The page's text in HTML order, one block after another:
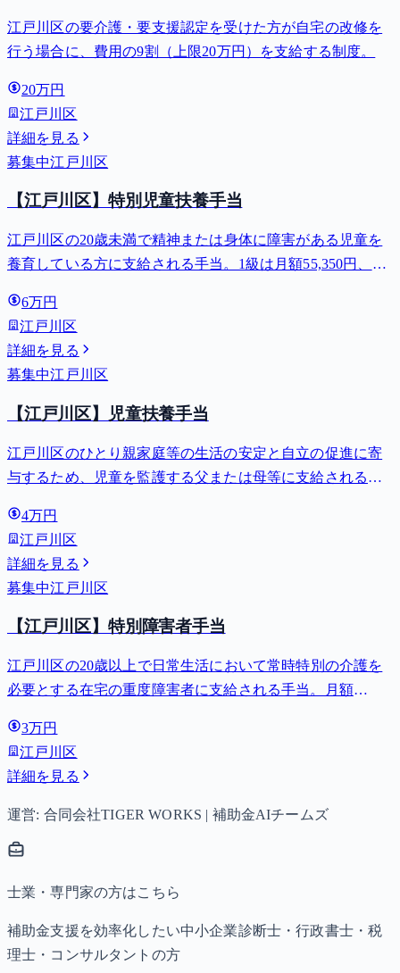
江戸川区の要介護・要支援認定を受けた方が自宅の改修を
行う場合に、費用の9割（上限20万円）を支給する制度。
20万円
江戸川区
詳細を見る
募集中江戸川区
【江戸川区】特別児童扶養手当
江戸川区の20歳未満で精神または身体に障害がある児童を
養育している方に支給される手当。1級は月額55,350円、2
6万円
江戸川区
詳細を見る
募集中江戸川区
【江戸川区】児童扶養手当
江戸川区のひとり親家庭等の生活の安定と自立の促進に寄
与するため、児童を監護する父または母等に支給される手
4万円
江戸川区
詳細を見る
募集中江戸川区
【江戸川区】特別障害者手当
江戸川区の20歳以上で日常生活において常時特別の介護を
必要とする在宅の重度障害者に支給される手当。月額
3万円
江戸川区
詳細を見る
運営: 合同会社TIGER WORKS | 補助金AIチームズ
士業・専門家の方はこちら
補助金支援を効率化したい中小企業診断士・行政書士・税
理士・コンサルタントの方